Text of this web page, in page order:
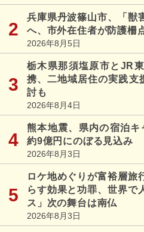
兵庫県丹波篠山市、「獣
へ、市外在住者が防護柵
2026年8月5日
栃木県那須塩原市とJR
携、二地域居住の実践
討も
2026年8月4日
熊本地震、県内の宿泊キ
約9億円にのぼる見込み
2026年8月3日
ロケ地めぐりが富裕層旅
らす効果と功罪、世界で
ス」次の舞台は南仏
2026年8月3日